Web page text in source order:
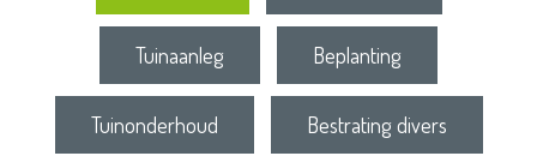
Tuinaanleg Beplanting
Tuinonderhoud Bestrating divers